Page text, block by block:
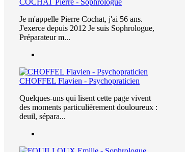
COCHAT Pierre - Sophrologue
Je m'appelle Pierre Cochat, j'ai 56 ans.
J'exerce depuis 2012 Je suis Sophrologue,
Préparateur m...
CHOFFEL Flavien - Psychopraticien
Quelques-uns qui lisent cette page vivent
des moments particulièrement douloureux :
deuil, sépara...